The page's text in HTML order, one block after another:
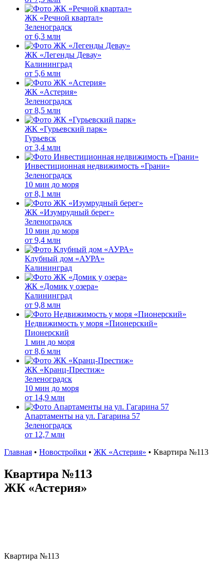
ЖК «Речной квартал»
Зеленоградск
от 6,3 млн
ЖК «Легенды Девау»
Калининград
от 5,6 млн
ЖК «Астерия»
Зеленоградск
от 8,5 млн
ЖК «Гурьевский парк»
Гурьевск
от 3,4 млн
Инвестиционная недвижимость «Грани»
Зеленоградск
10 мин до моря
от 8,1 млн
ЖК «Изумрудный берег»
Зеленоградск
10 мин до моря
от 9,4 млн
Клубный дом «АУРА»
Калининград
ЖК «Домик у озера»
Калининград
от 9,8 млн
Недвижимость у моря «Пионерский»
Пионерский
1 мин до моря
от 8,6 млн
ЖК «Кранц-Престиж»
Зеленоградск
10 мин до моря
от 14,9 млн
Апартаменты на ул. Гагарина 57
Зеленоградск
от 12,7 млн
Главная • Новостройки • ЖК «Астерия» • Квартира №113
Квартира №113
ЖК «Астерия»
Квартира №113